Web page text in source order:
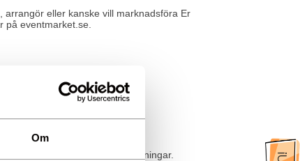
Om
eller kanske vill marknadsföra Er
eventmarket.se.
musikaler och föreställningar.